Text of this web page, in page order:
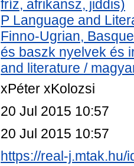
fríz, afrikansz, jiddis)
P Language and
Finno-Ugrian,
és baszk nyelvek és
and literature /
xPéter xKolozsi
20 Jul 2015 10:57
20 Jul 2015 10:57
https://real-j.mtak.hu/